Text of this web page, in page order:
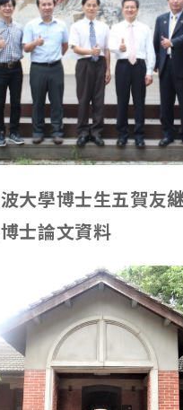
大學博士生五賀友
士論文資料